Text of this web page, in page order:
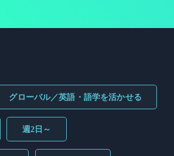
グローバル／英語・語学を活かせる
週2日～